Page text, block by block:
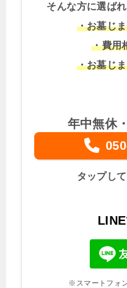
そんな方に選ば
・お墓じ
・費用
・お墓じ
年中無休
タップし
※スマートフォ